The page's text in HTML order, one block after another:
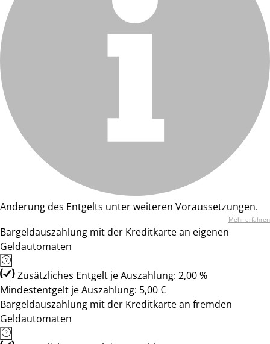
Änderung des Entgelts unter weiteren Voraussetzungen.
Mehr erfahren
Bargeldauszahlung mit der Kreditkarte an eigenen
Geldautomaten
Zusätzliches Entgelt je Auszahlung: 2,00 %
Mindestentgelt je Auszahlung: 5,00 €
Bargeldauszahlung mit der Kreditkarte an fremden
Geldautomaten